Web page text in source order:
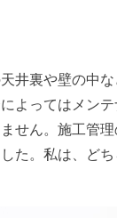
井裏や壁の中
よってはメン
せん。施工管
た。私は、ど